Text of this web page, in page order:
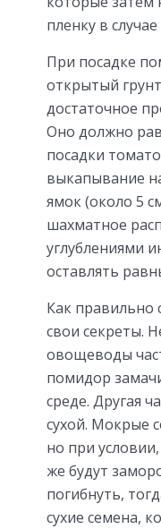
пленку в
При посадке
открытый
достаточное
Оно должно
посадки
выкапывание
ямок (около 5
шахматное
углублениями
оставлять
Как правильно
свои секреты.
овощеводы
помидор
среде. Другая
сухой. Мокрые
но при
же будут
погибнуть,
сухие семена,